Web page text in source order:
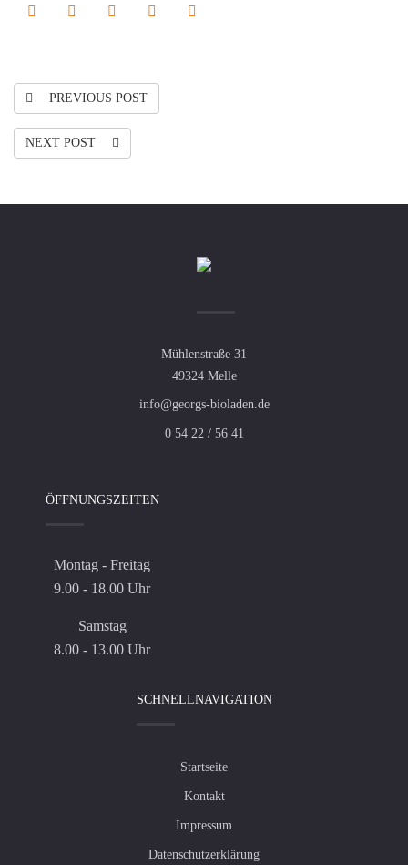
PREVIOUS POST
NEXT POST
Mühlenstraße 31
49324 Melle
info@georgs-bioladen.de
0 54 22 / 56 41
ÖFFNUNGSZEITEN
Montag - Freitag
9.00 - 18.00 Uhr
Samstag
8.00 - 13.00 Uhr
SCHNELLNAVIGATION
Startseite
Kontakt
Impressum
Datenschutzerklärung